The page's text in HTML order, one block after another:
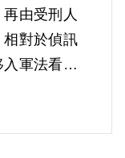
由受刑人
對於偵訊
軍法看守
政治犯才